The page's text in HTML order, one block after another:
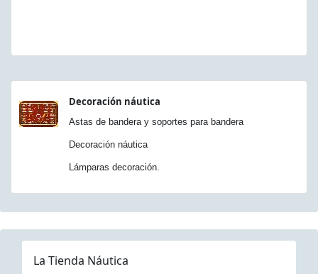
Decoración náutica
Astas de bandera y soportes para bandera
Decoración náutica
Lámparas decoración.
La Tienda Náutica